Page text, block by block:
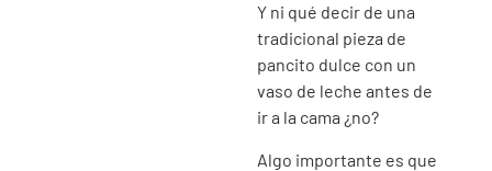
Y ni qué decir de una
tradicional pieza de
pancito dulce con un
vaso de leche antes de
ir a la cama ¿no?
Algo importante es que